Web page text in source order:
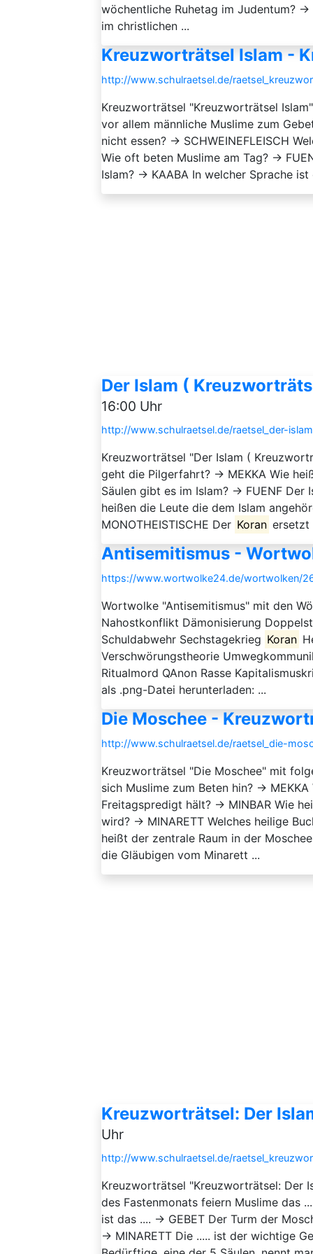
wöchentliche Ruhetag im Judentum?
im christlichen ...
Kreuzworträtsel Islam -
http://www.schulraetsel.de/
Kreuzworträtsel "Kreuzworträtsel
vor allem männliche Muslime zum
nicht essen? → SCHWEINEFLEISCH
Wie oft beten Muslime am Tag? →
Islam? → KAABA In welcher Sprache
Der Islam (
16:00 Uhr
http://www.schulraetsel.de/raetsel_der-
Kreuzworträtsel "Der Islam (
geht die Pilgerfahrt? → MEKKA Wie
Säulen gibt es im Islam? → FUENF Der
heißen die Leute die dem Islam
MONOTHEISTISCHE Der Koran ersetzt
Antisemitismus -
https://www.wortwolke24.de/wortwolken/
Wortwolke "Antisemitismus" mit den
Nahostkonflikt Dämonisierung
Schuldabwehr Sechstagekrieg Koran
Verschwörungstheorie
Ritualmord QAnon Rasse
als .png-Datei herunterladen: ...
Die Moschee -
http://www.schulraetsel.de/raetsel_die-
Kreuzworträtsel "Die Moschee" mit
sich Muslime zum Beten hin? →
Freitagspredigt hält? → MINBAR Wie
wird? → MINARETT Welches heilige
heißt der zentrale Raum in der
die Gläubigen vom Minarett ...
Kreuzworträtsel: Der
Uhr
http://www.schulraetsel.de/
Kreuzworträtsel "Kreuzworträtsel: Der
des Fastenmonats feiern Muslime das
ist das .... → GEBET Der Turm der
→ MINARETT Die ..... ist der wichtige